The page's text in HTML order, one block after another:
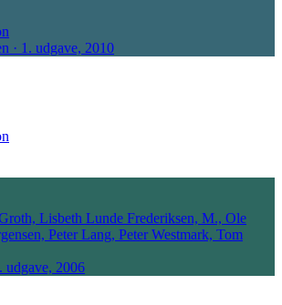
· 1. udgave, 2010
Lisbeth Lunde Frederiksen, M., Ole
Peter Lang, Peter Westmark, Tom
udgave, 2006